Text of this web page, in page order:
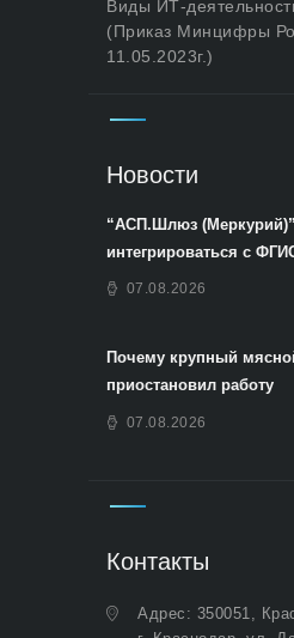
Виды ИТ-
(Приказ Минцифры
11.05.2023г.)
Новости
“АСП.Шлюз
интегрироваться с
07.08.2026
Почему крупный
приостановил работу
07.08.2026
Контакты
Адрес: 350051,